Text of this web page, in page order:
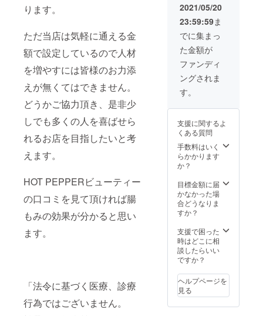
ります。
ただ当店は気軽に通える金
額で設定しているので人材
を増やすには皆様のお力添
えが無くてはできません。
どうかご協力頂き、是非少
しでも多くの人を喜ばせら
れるお店を目指したいと考
えます。
HOT PEPPERビューティー
の口コミを見て頂ければ腸
もみの効果が分かると思い
ます。
「法令に基づく医療、診療
行為ではございません。
2021/05/20
23:59:59ま
でに集まっ
た金額が
ファンディ
ングされま
す。
支援に関するよ
くある質問
手数料はいく
らかかります
か？
目標金額に届
かなかった場
合どうなりま
すか？
支援で困った
時はどこに相
談したらいい
ですか？
ヘルプページを
見る